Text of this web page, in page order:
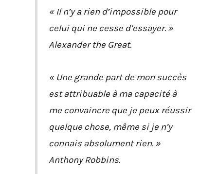
« Il n’y a rien d’impossible pour
celui qui ne cesse d’essayer. »
Alexander the Great.
« Une grande part de mon succès
est attribuable à ma capacité à
me convaincre que je peux réussir
quelque chose, même si je n’y
connais absolument rien. »
Anthony Robbins.